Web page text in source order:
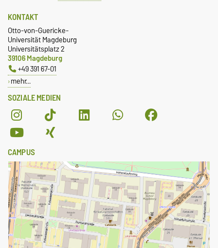
SOZIALE MEDIEN
KONTAKT
Otto-von-Guericke-
Universität Magdeburg
Universitätsplatz 2
39106 Magdeburg
+49 391 67-01
mehr…
CAMPUS